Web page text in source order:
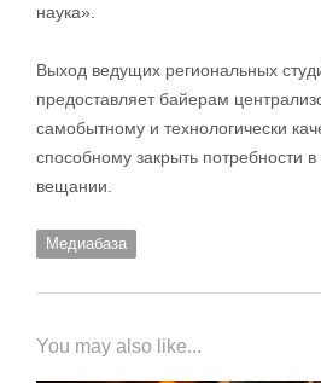
наука».
Выход ведущих региональных
предоставляет байерам
самобытному и технологически
способному закрыть потребности
вещании.
Медиабаза
You may also like...